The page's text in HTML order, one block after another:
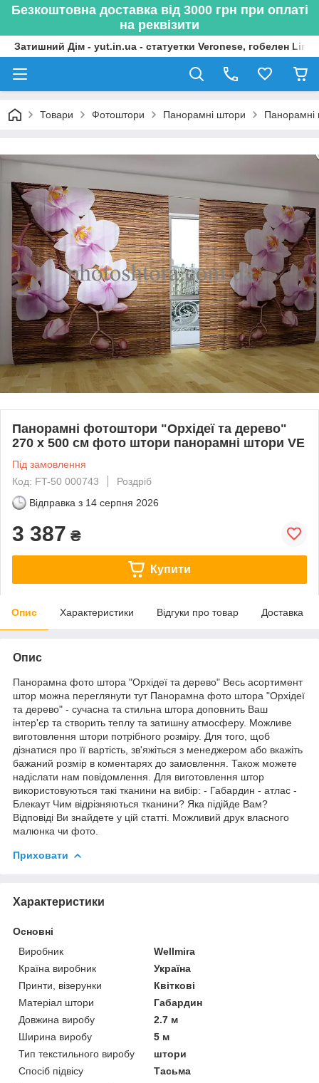
Безкоштовна доставка від 3000 грн при оплаті
на реквізити
Затишний Дім - yut.in.ua - статуетки Veronese, гобелен
Товари Фотоштори Панорамні штори Панорамні
Панорамні фотоштори "Орхідеї та дерево"
270 х 500 см фото штори панорамні штори VE
Під замовлення
Код: FT-50 000743
Роздріб
Відправка з 14 серпня 2026
3 387 ₴
Купити
Опис Характеристики Відгуки про товар Доставка
Опис
Панорамна фото штора "Орхідеї та дерево" Весь асортимент
штор можна переглянути тут Панорамна фото штора "Орхідеї
та дерево" - сучасна та стильна штора доповнить Ваш
інтер'єр та створить теплу та затишну атмосферу. Можливе
виготовлення штори потрібного розміру. Для того, щоб
дізнатися про її вартість, зв'яжіться з менеджером або вкажіть
бажаний розмір в коментарях до замовлення. Також можете
надіслати нам повідомлення. Для виготовлення штор
використовуються такі тканини на вибір: - Габардин - атлас -
Блекаут Чим відрізняються тканини? Яка підійде Вам?
Відповіді Ви знайдете у цій статті. Можливий друк власного
малюнка чи фото.
Приховати
Характеристики
Основні
Виробник
Wellmira
Країна виробник
Україна
Принти, візерунки
Квіткові
Матеріал штори
Габардин
Довжина виробу
2.7 м
Ширина виробу
5 м
Тип текстильного виробу
штори
Спосіб підвісу
Тасьма